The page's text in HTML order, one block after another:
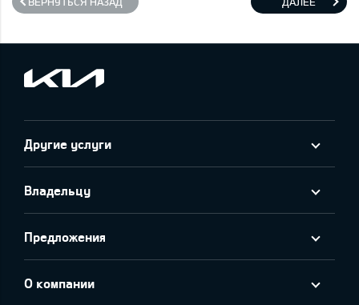
Другие услуги
Владельцу
Предложения
О компании